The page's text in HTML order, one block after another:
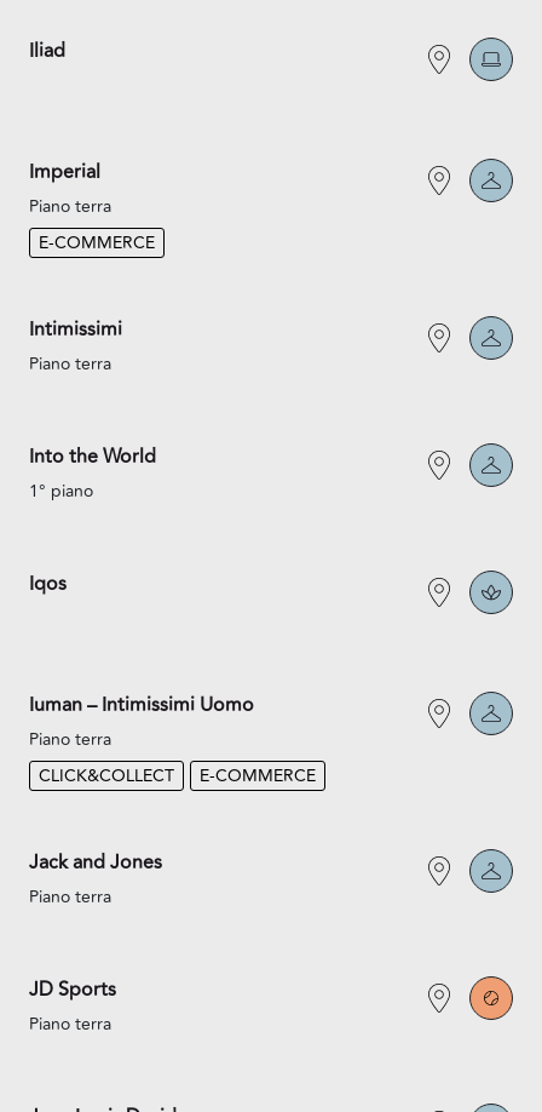
Iliad
Imperial
Piano terra
E-COMMERCE
Intimissimi
Piano terra
Into the World
1° piano
Iqos
Iuman – Intimissimi Uomo
Piano terra
CLICK&COLLECT
E-COMMERCE
Jack and Jones
Piano terra
JD Sports
Piano terra